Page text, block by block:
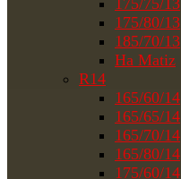
175/75/13
175/80/13
185/70/13
На Matiz
R14
165/60/14
165/65/14
165/70/14
165/80/14
175/60/14